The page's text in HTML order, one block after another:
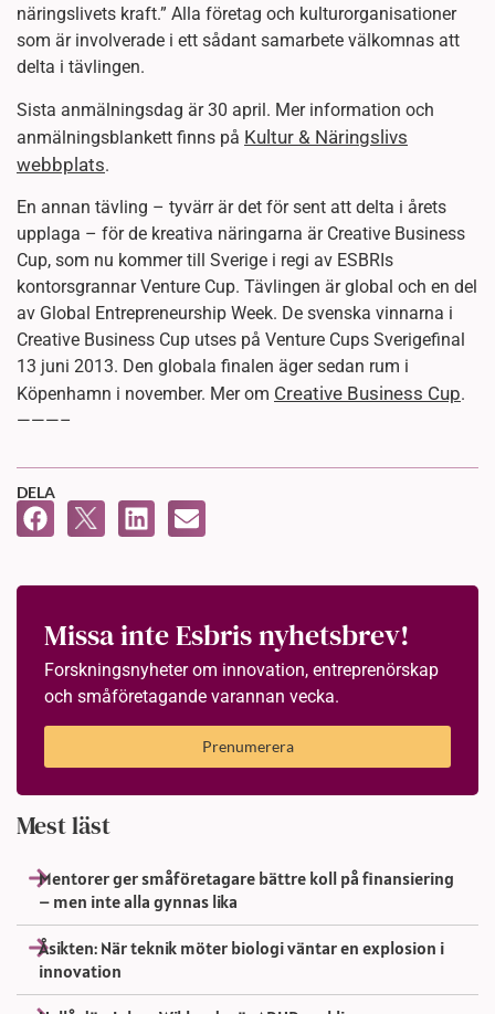
näringslivets kraft.” Alla företag och kulturorganisationer
som är involverade i ett sådant samarbete välkomnas att
delta i tävlingen.
Sista anmälningsdag är 30 april. Mer information och
anmälningsblankett finns på Kultur & Näringslivs
webbplats.
En annan tävling – tyvärr är det för sent att delta i årets
upplaga – för de kreativa näringarna är Creative Business
Cup, som nu kommer till Sverige i regi av ESBRIs
kontorsgrannar Venture Cup. Tävlingen är global och en del
av Global Entrepreneurship Week. De svenska vinnarna i
Creative Business Cup utses på Venture Cups Sverigefinal
13 juni 2013. Den globala finalen äger sedan rum i
Köpenhamn i november. Mer om Creative Business Cup.
———–
DELA
Missa inte Esbris nyhetsbrev!
Forskningsnyheter om innovation, entreprenörskap
och småföretagande varannan vecka.
Prenumerera
Mest läst
Mentorer ger småföretagare bättre koll på finansiering
– men inte alla gynnas lika
Åsikten: När teknik möter biologi väntar en explosion i
innovation